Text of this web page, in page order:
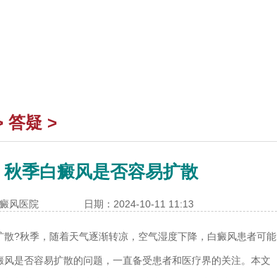
答疑 >
季白癜风是否容易扩散
风医院 日期：2024-10-11 11:13
散?秋季，随着天气逐渐转凉，空气湿度下降，白癜风患者可能
是否容易扩散的问题，一直备受患者和医疗界的关注。本文